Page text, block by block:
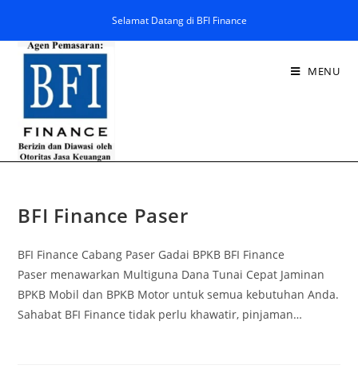
Selamat Datang di BFI Finance
MENU
BFI Finance Paser
BFI Finance Cabang Paser Gadai BPKB BFI Finance
Paser menawarkan Multiguna Dana Tunai Cepat Jaminan
BPKB Mobil dan BPKB Motor untuk semua kebutuhan Anda.
Sahabat BFI Finance tidak perlu khawatir, pinjaman…